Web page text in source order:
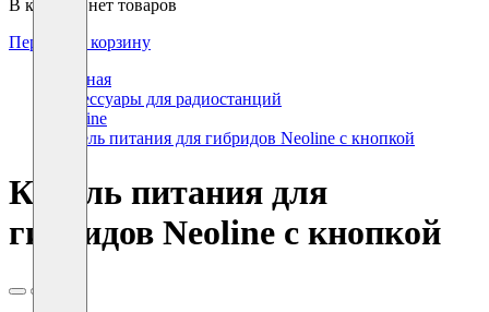
В корзине нет товаров
Перейти в корзину
Главная
Аксессуары для радиостанций
Neoline
Кабель питания для гибридов Neoline с кнопкой
Кабель питания для
гибридов Neoline с кнопкой